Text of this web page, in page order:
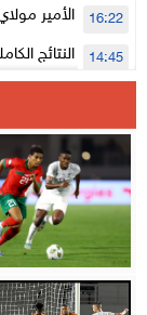
الأمير
الإلكترونية
16:22
النتائج 14:45
سلا.. توقيف ثلاثة
أقراص 12:48